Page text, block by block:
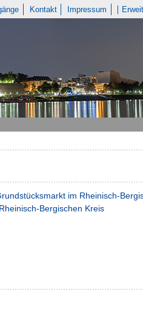
Kontakt Impressum
im Rheinisch-
Bergischen Kreis